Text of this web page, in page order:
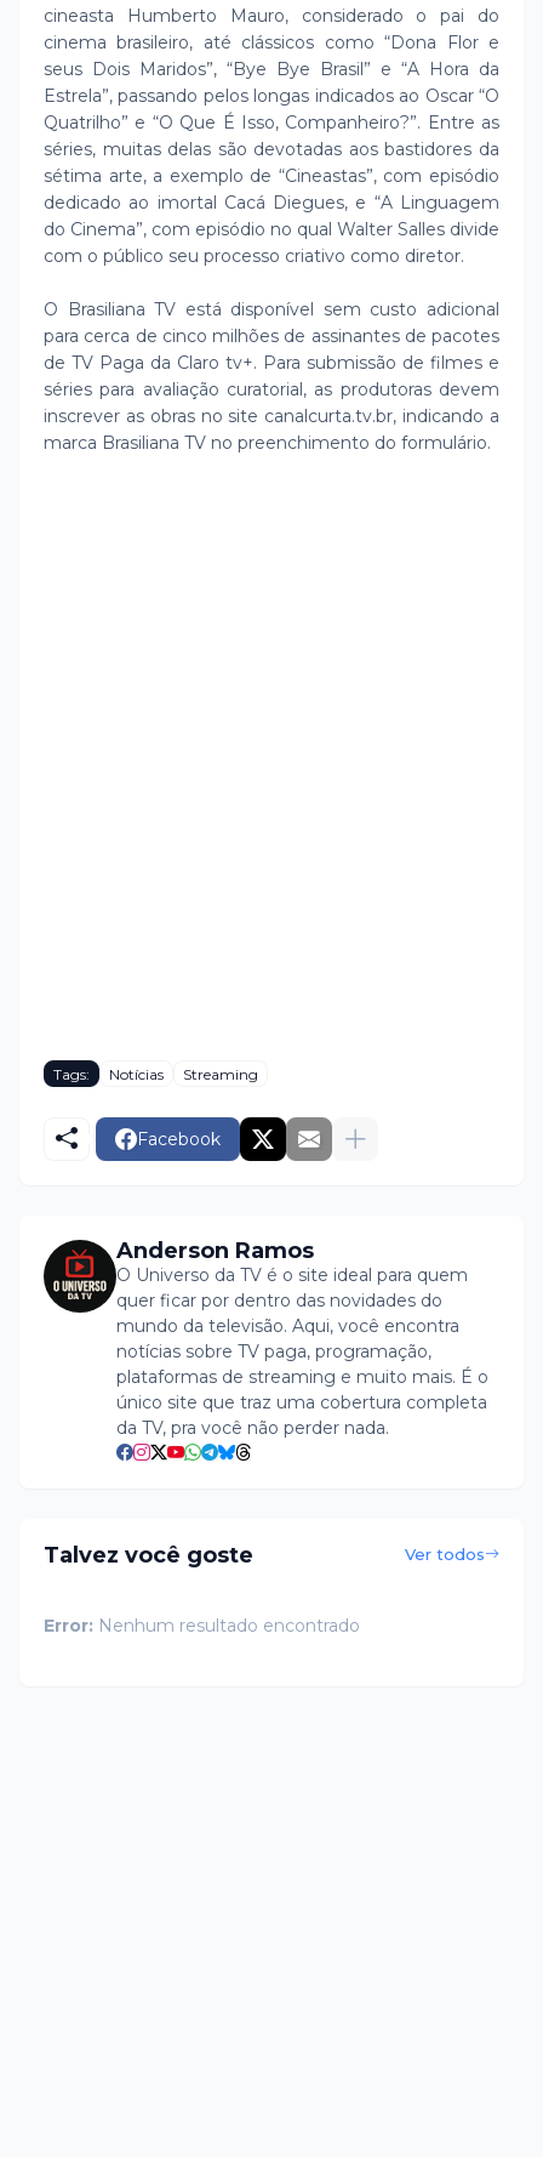
cineasta Humberto Mauro, considerado o pai do
cinema brasileiro, até clássicos como “Dona Flor e
seus Dois Maridos”, “Bye Bye Brasil” e “A Hora da
Estrela”, passando pelos longas indicados ao Oscar “O
Quatrilho” e “O Que É Isso, Companheiro?”. Entre as
séries, muitas delas são devotadas aos bastidores da
sétima arte, a exemplo de “Cineastas”, com episódio
dedicado ao imortal Cacá Diegues, e “A Linguagem
do Cinema”, com episódio no qual Walter Salles divide
com o público seu processo criativo como diretor.
O Brasiliana TV está disponível sem custo adicional
para cerca de cinco milhões de assinantes de pacotes
de TV Paga da Claro tv+. Para submissão de filmes e
séries para avaliação curatorial, as produtoras devem
inscrever as obras no site canalcurta.tv.br, indicando a
marca Brasiliana TV no preenchimento do formulário.
Tags: Notícias Streaming
Facebook
Anderson Ramos
O Universo da TV é o site ideal para quem
quer ficar por dentro das novidades do
mundo da televisão. Aqui, você encontra
notícias sobre TV paga, programação,
plataformas de streaming e muito mais. É o
único site que traz uma cobertura completa
da TV, pra você não perder nada.
Talvez você goste Ver todos
Error: Nenhum resultado encontrado